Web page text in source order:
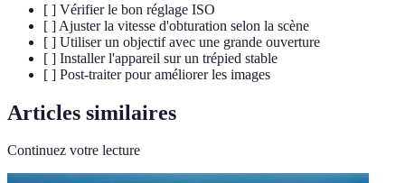
[ ] Vérifier le bon réglage ISO
[ ] Ajuster la vitesse d'obturation selon la scène
[ ] Utiliser un objectif avec une grande ouverture
[ ] Installer l'appareil sur un trépied stable
[ ] Post-traiter pour améliorer les images
Articles similaires
Continuez votre lecture